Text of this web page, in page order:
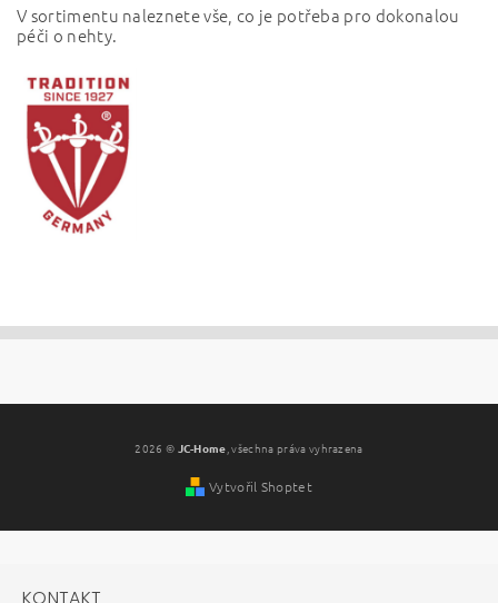
V sortimentu naleznete vše, co je potřeba pro dokonalou
péči o nehty.
2026 © JC-Home , všechna práva vyhrazena
Vytvořil Shoptet
KONTAKT